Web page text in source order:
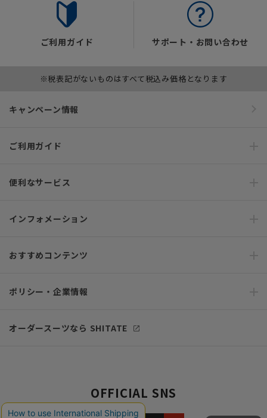
ご利用ガイド サポート・お問い合わせ
※税表記がないものはすべて税込み価格となります
キャンペーン情報
ご利用ガイド
便利なサービス
インフォメーション
おすすめコンテンツ
ポリシー・企業情報
オーダースーツなら SHITATE
OFFICIAL SNS